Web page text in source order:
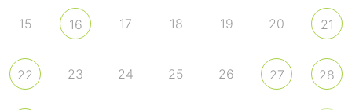
15 16 17 18 19 20 21
22 23 24 25 26 27 28